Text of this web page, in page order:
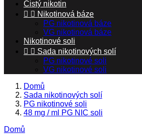
Čistý nikotin
  Nikotinová báze
PG nikotinová báze
VG nikotinová báze
Nikotinové soli
  Sada nikotinových solí
PG nikotinové soli
VG nikotinové soli
Domů
Sada nikotinových solí
PG nikotinové soli
48 mg / ml PG NIC soli
Domů